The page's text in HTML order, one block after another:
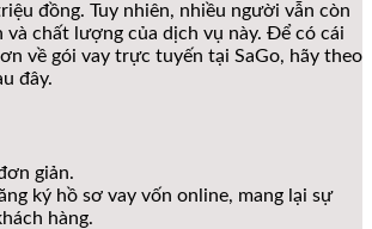
đồng. Tuy nhiên, nhiều người vẫn còn
và chất lượng của dịch vụ này. Để có cái
về gói vay trực tuyến tại SaGo, hãy theo
đây.
giản.
ký hồ sơ vay vốn online, mang lại sự
hàng.